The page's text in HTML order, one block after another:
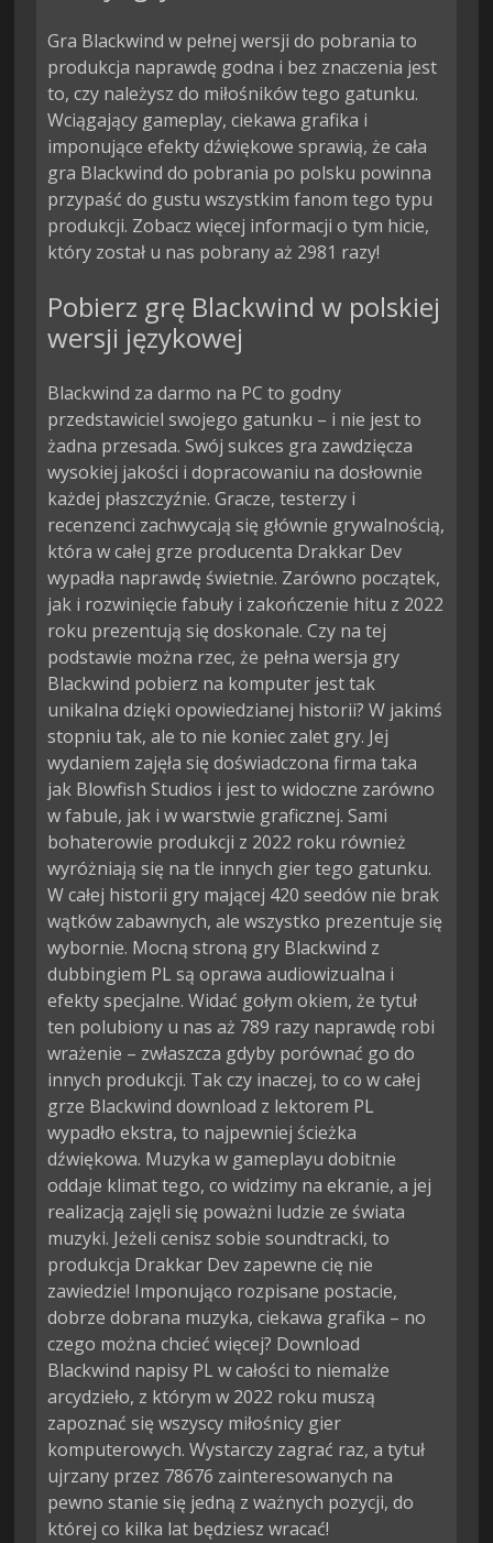
Gra Blackwind w pełnej wersji do pobrania to
produkcja naprawdę godna i bez znaczenia jest
to, czy należysz do miłośników tego gatunku.
Wciągający gameplay, ciekawa grafika i
imponujące efekty dźwiękowe sprawią, że cała
gra Blackwind do pobrania po polsku powinna
przypaść do gustu wszystkim fanom tego typu
produkcji. Zobacz więcej informacji o tym hicie,
który został u nas pobrany aż 2981 razy!
Pobierz grę Blackwind w polskiej
wersji językowej
Blackwind za darmo na PC to godny
przedstawiciel swojego gatunku – i nie jest to
żadna przesada. Swój sukces gra zawdzięcza
wysokiej jakości i dopracowaniu na dosłownie
każdej płaszczyźnie. Gracze, testerzy i
recenzenci zachwycają się głównie grywalnością,
która w całej grze producenta Drakkar Dev
wypadła naprawdę świetnie. Zarówno początek,
jak i rozwinięcie fabuły i zakończenie hitu z 2022
roku prezentują się doskonale. Czy na tej
podstawie można rzec, że pełna wersja gry
Blackwind pobierz na komputer jest tak
unikalna dzięki opowiedzianej historii? W jakimś
stopniu tak, ale to nie koniec zalet gry. Jej
wydaniem zajęła się doświadczona firma taka
jak Blowfish Studios i jest to widoczne zarówno
w fabule, jak i w warstwie graficznej. Sami
bohaterowie produkcji z 2022 roku również
wyróżniają się na tle innych gier tego gatunku.
W całej historii gry mającej 420 seedów nie brak
wątków zabawnych, ale wszystko prezentuje się
wybornie. Mocną stroną gry Blackwind z
dubbingiem PL są oprawa audiowizualna i
efekty specjalne. Widać gołym okiem, że tytuł
ten polubiony u nas aż 789 razy naprawdę robi
wrażenie – zwłaszcza gdyby porównać go do
innych produkcji. Tak czy inaczej, to co w całej
grze Blackwind download z lektorem PL
wypadło ekstra, to najpewniej ścieżka
dźwiękowa. Muzyka w gameplayu dobitnie
oddaje klimat tego, co widzimy na ekranie, a jej
realizacją zajęli się poważni ludzie ze świata
muzyki. Jeżeli cenisz sobie soundtracki, to
produkcja Drakkar Dev zapewne cię nie
zawiedzie! Imponująco rozpisane postacie,
dobrze dobrana muzyka, ciekawa grafika – no
czego można chcieć więcej? Download
Blackwind napisy PL w całości to niemalże
arcydzieło, z którym w 2022 roku muszą
zapoznać się wszyscy miłośnicy gier
komputerowych. Wystarczy zagrać raz, a tytuł
ujrzany przez 78676 zainteresowanych na
pewno stanie się jedną z ważnych pozycji, do
której co kilka lat będziesz wracać!